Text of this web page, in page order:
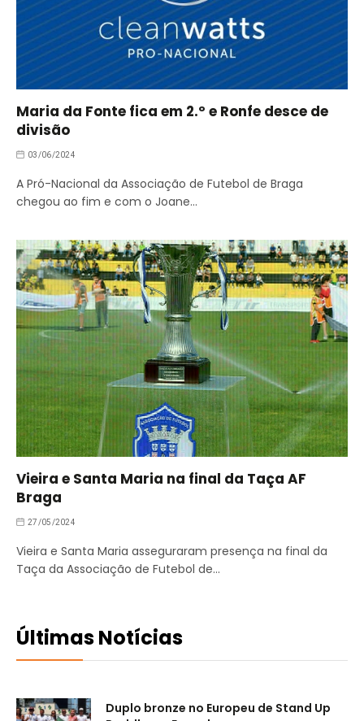
Maria da Fonte fica em 2.º e Ronfe desce de
divisão
03/06/2024
A Pró-Nacional da Associação de Futebol de Braga
chegou ao fim e com o Joane…
Vieira e Santa Maria na final da Taça AF
Braga
27/05/2024
Vieira e Santa Maria asseguraram presença na final da
Taça da Associação de Futebol de…
Últimas Notícias
Duplo bronze no Europeu de Stand Up